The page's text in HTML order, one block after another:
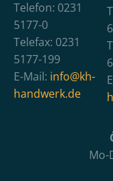
Telefon: 0231
5177-0
Telefax: 0231
5177-199
E-Mail: info@kh-
handwerk.de
Mo-